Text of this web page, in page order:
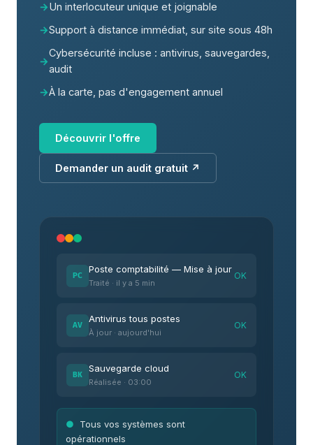
Un interlocuteur unique et joignable
Support à distance immédiat, sur site sous 48h
Cybersécurité incluse : antivirus, sauvegardes,
audit
À la carte, pas d'engagement annuel
Découvrir l'offre
Demander un audit gratuit ↗
PC
Poste comptabilité — Mise à jour
Traité · il y a 5 min
OK
AV
Antivirus tous postes
À jour · aujourd'hui
OK
BK
Sauvegarde cloud
Réalisée · 03:00
OK
● Tous vos systèmes sont
opérationnels